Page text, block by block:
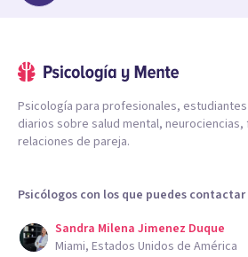
Psicología para profesionales,
diarios sobre salud mental,
relaciones de pareja.
Psicólogos con los que puedes contactar
Sandra Milena Jimenez Duque
Miami, Estados Unidos de América